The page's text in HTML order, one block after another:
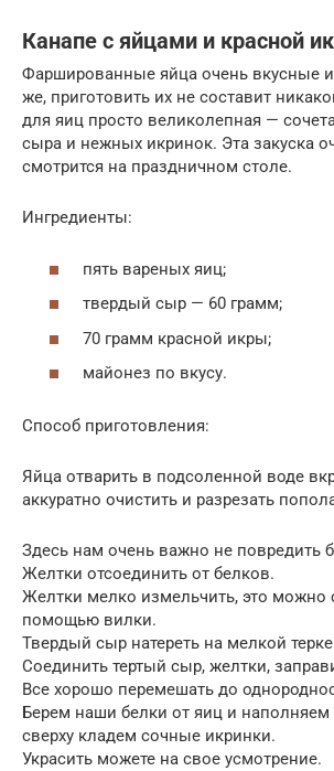
Канапе с яйцами и красной
Фаршированные яйца очень вкусные
же, приготовить их не составит
для яиц просто великолепная —
сыра и нежных икринок. Эта закуска
смотрится на праздничном столе.
Ингредиенты:
пять вареных яиц;
твердый сыр — 60 грамм;
70 грамм красной икры;
майонез по вкусу.
Способ приготовления:
Яйца отварить в подсоленной воде
аккуратно очистить и разрезать
Здесь нам очень важно не повредить
Желтки отсоединить от белков.
Желтки мелко измельчить, это можно
помощью вилки.
Твердый сыр натереть на мелкой
Соединить тертый сыр, желтки,
Все хорошо перемешать до
Берем наши белки от яиц и наполняем
сверху кладем сочные икринки.
Украсить можете на свое усмотрение.